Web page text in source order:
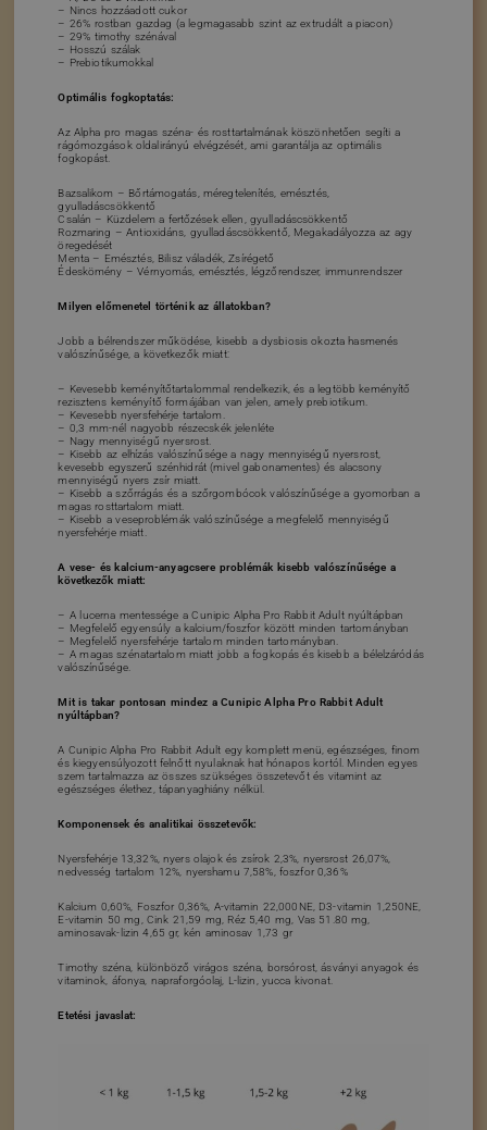
– Nincs hozzáadott cukor
– 26% rostban gazdag (a legmagasabb szint az extrudált a piacon)
– 29% timothy szénával
– Hosszú szálak
– Prebiotikumokkal
Optimális fogkoptatás:
Az Alpha pro magas széna- és rosttartalmának köszönhetően segíti a
rágómozgások oldalirányú elvégzését, ami garantálja az optimális
fogkopást.
Bazsalikom – Bőrtámogatás, méregtelenítés, emésztés,
gyulladáscsökkentő
Csalán – Küzdelem a fertőzések ellen, gyulladáscsökkentő
Rozmaring – Antioxidáns, gyulladáscsökkentő, Megakadályozza az agy
öregedését
Menta – Emésztés, Bilisz váladék, Zsírégető
Édeskömény – Vérnyomás, emésztés, légzőrendszer, immunrendszer
Milyen előmenetel történik az állatokban?
Jobb a bélrendszer működése, kisebb a dysbiosis okozta hasmenés
valószínűsége, a következők miatt:
– Kevesebb keményítőtartalommal rendelkezik, és a legtöbb keményítő
rezisztens keményítő formájában van jelen, amely prebiotikum.
– Kevesebb nyersfehérje tartalom.
– 0,3 mm-nél nagyobb részecskék jelenléte
– Nagy mennyiségű nyersrost.
– Kisebb az elhízás valószínűsége a nagy mennyiségű nyersrost,
kevesebb egyszerű szénhidrát (mivel gabonamentes) és alacsony
mennyiségű nyers zsír miatt.
– Kisebb a szőrrágás és a szőrgombócok valószínűsége a gyomorban a
magas rosttartalom miatt.
– Kisebb a veseproblémák valószínűsége a megfelelő mennyiségű
nyersfehérje miatt.
A vese- és kalcium-anyagcsere problémák kisebb valószínűsége a
következők miatt:
– A lucerna mentessége a Cunipic Alpha Pro Rabbit Adult nyúltápban
– Megfelelő egyensúly a kalcium/foszfor között minden tartományban
– Megfelelő nyersfehérje tartalom minden tartományban.
– A magas szénatartalom miatt jobb a fogkopás és kisebb a bélelzáródás
valószínűsége.
Mit is takar pontosan mindez a Cunipic Alpha Pro Rabbit Adult
nyúltápban?
A Cunipic Alpha Pro Rabbit Adult egy komplett menü, egészséges, finom
és kiegyensúlyozott felnőtt nyulaknak hat hónapos kortól. Minden egyes
szem tartalmazza az összes szükséges összetevőt és vitamint az
egészséges élethez, tápanyaghiány nélkül.
Komponensek és analitikai összetevők:
Nyersfehérje 13,32%, nyers olajok és zsírok 2,3%, nyersrost 26,07%,
nedvesség tartalom 12%, nyershamu 7,58%, foszfor 0,36%
Kalcium 0,60%, Foszfor 0,36%, A-vitamin 22,000NE, D3-vitamin 1,250NE,
E-vitamin 50 mg, Cink 21,59 mg, Réz 5,40 mg, Vas 51.80 mg,
aminosavak-lizin 4,65 gr, kén aminosav 1,73 gr
Timothy széna, különböző virágos széna, borsórost, ásványi anyagok és
vitaminok, áfonya, napraforgóolaj, L-lizin, yucca kivonat.
Etetési javaslat: